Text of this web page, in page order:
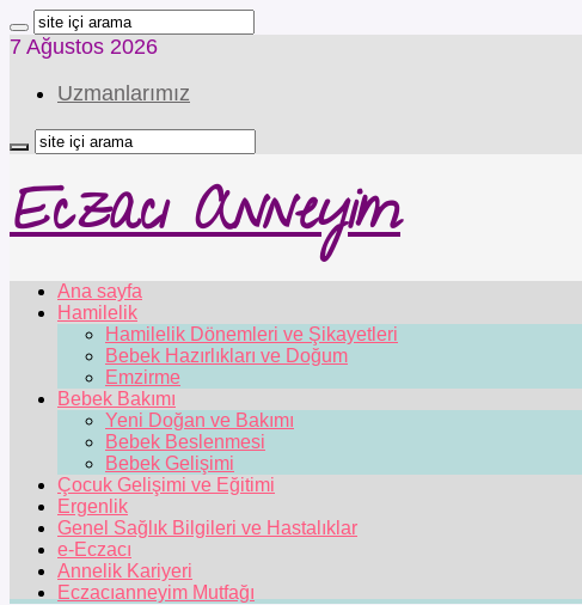
7 Ağustos 2026
Uzmanlarımız
Eczacı Anneyim
Ana sayfa
Hamilelik
Hamilelik Dönemleri ve Şikayetleri
Bebek Hazırlıkları ve Doğum
Emzirme
Bebek Bakımı
Yeni Doğan ve Bakımı
Bebek Beslenmesi
Bebek Gelişimi
Çocuk Gelişimi ve Eğitimi
Ergenlik
Genel Sağlık Bilgileri ve Hastalıklar
e-Eczacı
Annelik Kariyeri
Eczacıanneyim Mutfağı